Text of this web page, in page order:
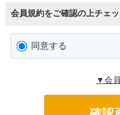
会員規約をご確認の上チェ
同意する
▼会